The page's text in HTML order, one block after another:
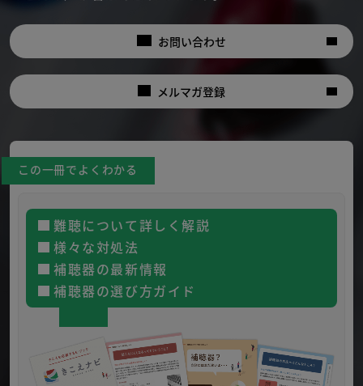
お問い合わせ
メルマガ登録
この一冊でよくわかる
難聴について詳しく解説
様々な対処法
補聴器の最新情報
補聴器の選び方ガイド